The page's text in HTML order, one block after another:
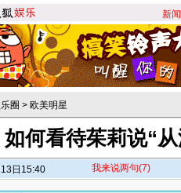
新闻
圈 > 欧美明星
何看待茱莉说“
日15:40 我来说两句(7)